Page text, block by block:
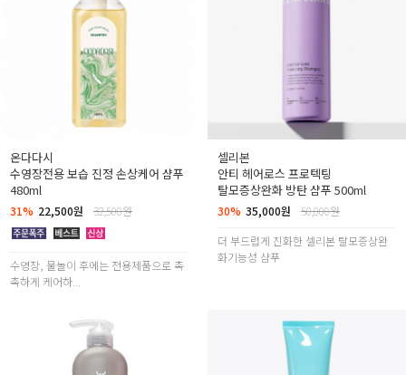
온다다시
수영장전용 보습 진정 손상케어 샴푸
480ml
31% 22,500원 32,500원
수영장, 물놀이 후에는 전용제품으로 촉
촉하게 케어하...
셀리본
안티 헤어로스 프로텍팅
탈모증상완화 방탄 샴푸 500ml
30% 35,000원
50,000원
더 부드럽게 진화한 셀리본 탈모증상완
화기능성 샴푸